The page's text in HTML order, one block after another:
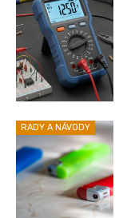
RADY A NÁVODY